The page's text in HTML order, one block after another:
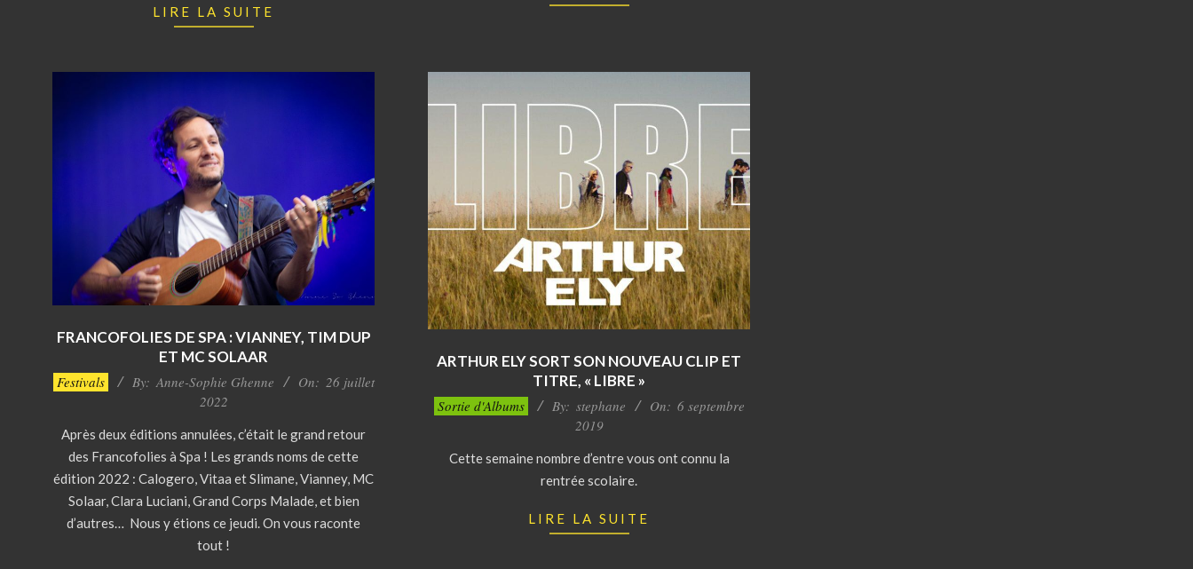
LIRE LA SUITE
FRANCOFOLIES DE SPA : VIANNEY, TIM DUP
ET MC SOLAAR
2022-
Festivals By: Anne-Sophie Ghenne On: 26 juillet
2022
Après deux éditions annulées, c’était le grand retour
des Francofolies à Spa ! Les grands noms de cette
édition 2022 : Calogero, Vitaa et Slimane, Vianney, MC
Solaar, Clara Luciani, Grand Corps Malade, et bien
d’autres… Nous y étions ce jeudi. On vous raconte
tout !
ARTHUR ELY SORT SON NOUVEAU CLIP ET
TITRE, « LIBRE »
2019-
Sortie d'Albums By: stephane On: 6 septembre
2019
Cette semaine nombre d’entre vous ont connu la
rentrée scolaire.
LIRE LA SUITE